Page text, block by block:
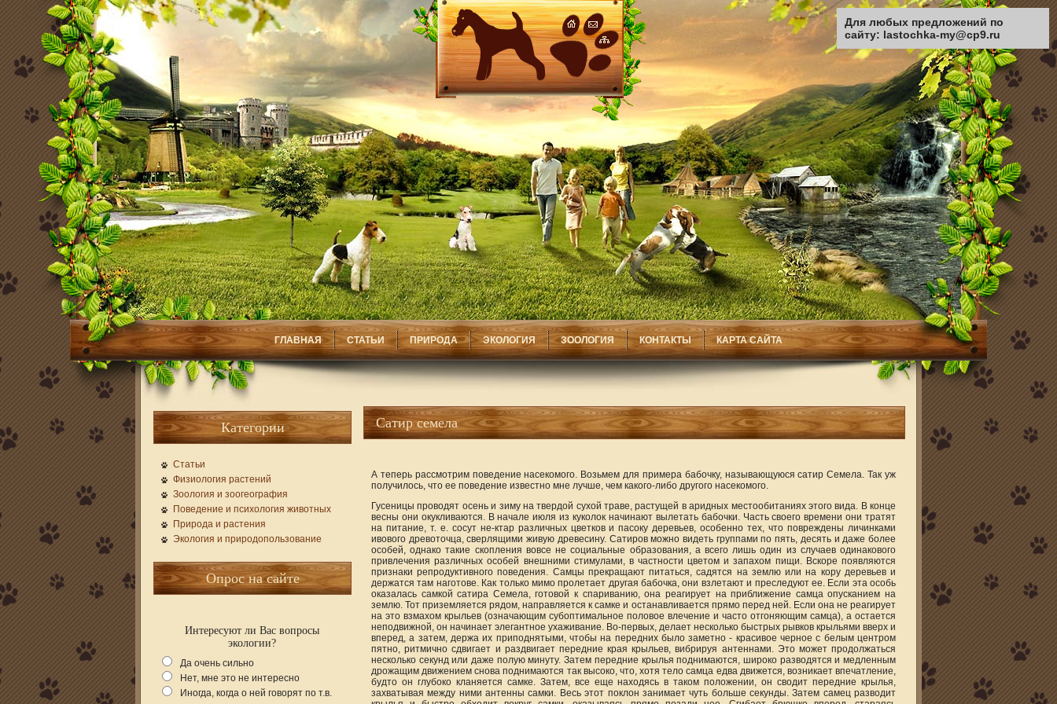
ГЛАВНАЯ СТАТЬИ ПРИРОДА ЭКОЛОГИЯ ЗООЛОГИЯ КОНТАКТЫ КАРТА САЙТА
Категории
Статьи
Физиология растений
Зоология и зоогеография
Поведение и психология животных
Природа и растения
Экология и природопользование
Опрос на сайте
Интересуют ли Вас вопросы
экологии?
Да очень сильно
Нет, мне это не интересно
Иногда, когда о ней говорят по т.в.
Сатир семела
А теперь рассмотрим поведение насекомого. Возьмем для примера бабочку, называющуюся сатир Семела. Так уж
получилось, что ее поведение известно мне лучше, чем какого-либо другого насекомого.
Гусеницы проводят осень и зиму на твердой сухой траве, растущей в аридных местообитаниях этого вида. В конце
весны они окукливаются. В начале июля из куколок начинают вылетать бабочки. Часть своего времени они тратят
на питание, т. е. сосут не-ктар различных цветков и пасоку деревьев, особенно тех, что повреждены личинками
ивового древоточца, сверлящими живую древесину. Сатиров можно видеть группами по пять, десять и даже более
особей, однако такие скопления вовсе не социальные образования, а всего лишь один из случаев одинакового
привлечения различных особей внешними стимулами, в частности цветом и запахом пищи. Вскоре появляются
признаки репродуктивного поведения. Самцы прекращают питаться, садятся на землю или на кору деревьев и
держатся там наготове. Как только мимо пролетает другая бабочка, они взлетают и преследуют ее. Если эта особь
оказалась самкой сатира Семела, готовой к спариванию, она реагирует на приближение самца опусканием на
землю. Тот приземляется рядом, направляется к самке и останавливается прямо перед ней. Если она не реагирует
на это взмахом крыльев (означающим субоптимальное половое влечение и часто отгоняющим самца), а остается
неподвижной, он начинает элегантное ухаживание. Во-первых, делает несколько быстрых рывков крыльями вверх и
вперед, а затем, держа их приподнятыми, чтобы на передних было заметно - красивое черное с белым центром
пятно, ритмично сдвигает и раздвигает передние края крыльев, вибрируя антеннами. Это может продолжаться
несколько секунд или даже полую минуту. Затем передние крылья поднимаются, широко разводятся и медленным
дрожащим движением снова поднимаются так высоко, что, хотя тело самца едва движется, возникает впечатление,
будто он глубоко кланяется самке. Затем, все еще находясь в таком положении, он сводит передние крылья,
захватывая между ними антенны самки. Весь этот поклон занимает чуть больше секунды. Затем самец разводит
Для любых предложений по
сайту: lastochka-my@cp9.ru